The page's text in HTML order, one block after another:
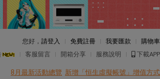
您好， 請登入 免費註冊 我要匯款
購物車
客服留言 開箱分享 服務說明 下載APP
8月最新活動總覽 新增「恒生虛擬帳號」增值方式